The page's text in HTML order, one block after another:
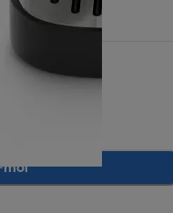
569,90 €
moi